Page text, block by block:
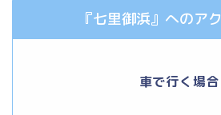
『七里御浜』へのア
車で行く場合